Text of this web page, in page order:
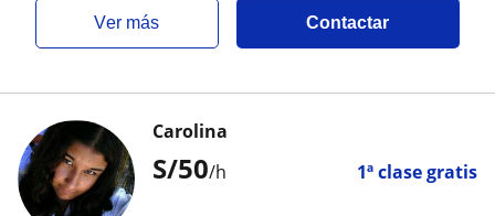
ver más Contactar
S/50/h 1ª clase gratis
Carolina